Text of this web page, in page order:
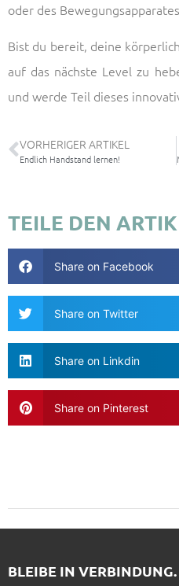
oder des
Bist du bereit, deine
auf das nächste Level zu
und werde Teil dieses
VORHERIGER ARTIKEL
Endlich Handstand lernen!
TEILE DEN
Share on Facebook
Share on Twitter
Share on Linkdin
Share on Pinterest
BLEIBE IN VERBINDUNG.